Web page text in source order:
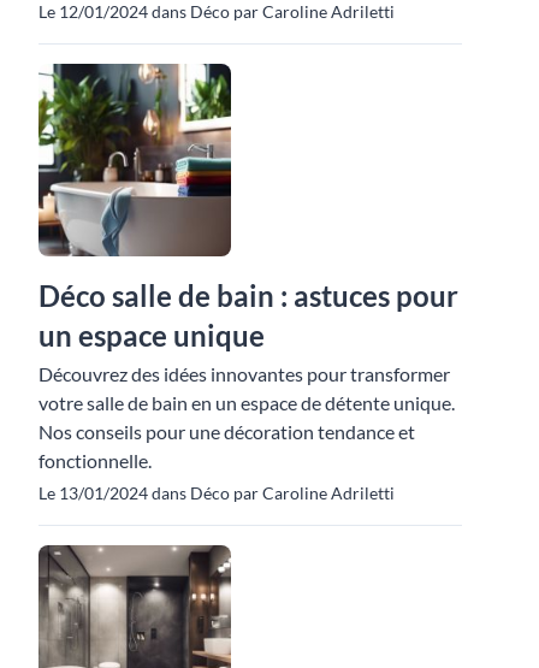
Le 12/01/2024 dans Déco par Caroline Adriletti
Déco salle de bain : astuces pour
un espace unique
Découvrez des idées innovantes pour transformer
votre salle de bain en un espace de détente unique.
Nos conseils pour une décoration tendance et
fonctionnelle.
Le 13/01/2024 dans Déco par Caroline Adriletti